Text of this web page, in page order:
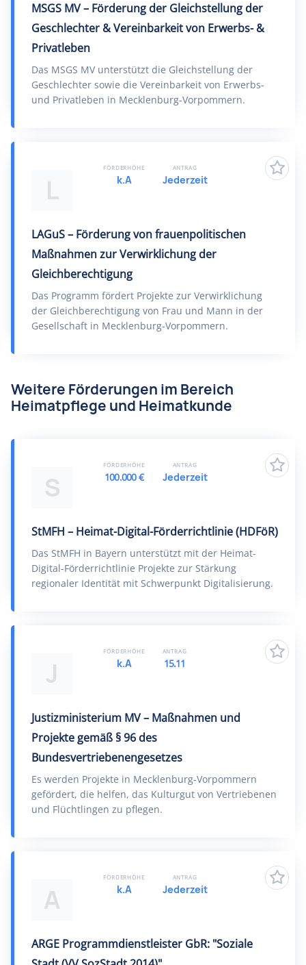
MSGS MV – Förderung der Gleichstellung der
Geschlechter & Vereinbarkeit von Erwerbs- &
Privatleben
Das MSGS MV unterstützt die Gleichstellung der
Geschlechter sowie die Vereinbarkeit von Erwerbs-
und Privatleben in Mecklenburg-Vorpommern.
L
LAGuS – Förderung von frauenpolitischen
Maßnahmen zur Verwirklichung der
Gleichberechtigung
Das Programm fördert Projekte zur Verwirklichung
der Gleichberechtigung von Frau und Mann in der
Gesellschaft in Mecklenburg-Vorpommern.
FÖRDERHÖHE
k.A
ANTRAG
Jederzeit
Weitere Förderungen im Bereich
Heimatpflege und Heimatkunde
S
StMFH – Heimat-Digital-Förderrichtlinie (HDFöR)
Das StMFH in Bayern unterstützt mit der Heimat-
Digital-Förderrichtlinie Projekte zur Stärkung
regionaler Identität mit Schwerpunkt Digitalisierung.
FÖRDERHÖHE
100.000 €
ANTRAG
Jederzeit
J
Justizministerium MV – Maßnahmen und
Projekte gemäß § 96 des
Bundesvertriebenengesetzes
Es werden Projekte in Mecklenburg-Vorpommern
gefördert, die helfen, das Kulturgut von Vertriebenen
und Flüchtlingen zu pflegen.
FÖRDERHÖHE
k.A
ANTRAG
15.11
A
ARGE Programmdienstleister GbR: "Soziale
FÖRDERHÖHE
k.A
ANTRAG
Jederzeit